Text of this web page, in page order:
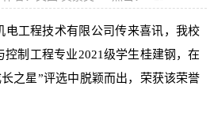
电工程技术有限公司传来喜讯，我校
制工程专业2021级学生桂建钢，在
之星”评选中脱颖而出，荣获该荣誉